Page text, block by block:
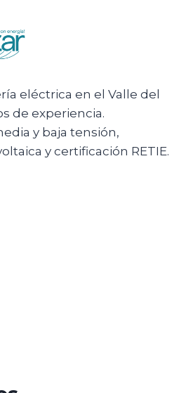
eléctrica en el Valle del
de experiencia.
y baja tensión,
y certificación RETIE.